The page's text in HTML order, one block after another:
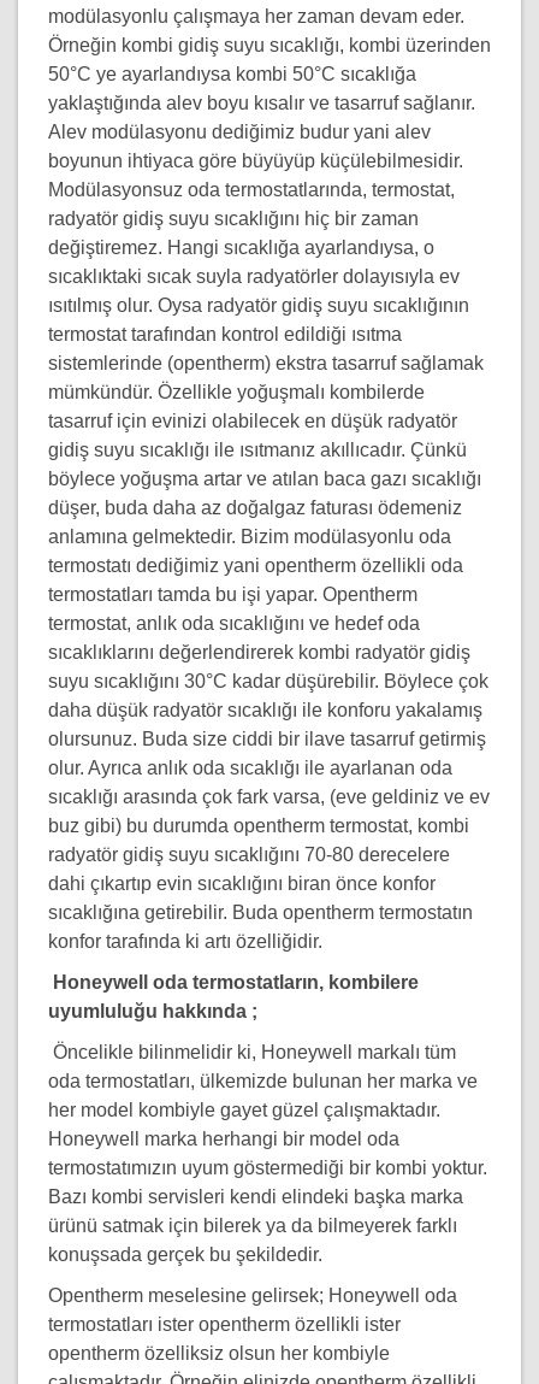
modülasyonlu çalışmaya her zaman devam eder.
Örneğin kombi gidiş suyu sıcaklığı, kombi üzerinden
50°C ye ayarlandıysa kombi 50°C sıcaklığa
yaklaştığında alev boyu kısalır ve tasarruf sağlanır.
Alev modülasyonu dediğimiz budur yani alev
boyunun ihtiyaca göre büyüyüp küçülebilmesidir.
Modülasyonsuz oda termostatlarında, termostat,
radyatör gidiş suyu sıcaklığını hiç bir zaman
değiştiremez. Hangi sıcaklığa ayarlandıysa, o
sıcaklıktaki sıcak suyla radyatörler dolayısıyla ev
ısıtılmış olur. Oysa radyatör gidiş suyu sıcaklığının
termostat tarafından kontrol edildiği ısıtma
sistemlerinde (opentherm) ekstra tasarruf sağlamak
mümkündür. Özellikle yoğuşmalı kombilerde
tasarruf için evinizi olabilecek en düşük radyatör
gidiş suyu sıcaklığı ile ısıtmanız akıllıcadır. Çünkü
böylece yoğuşma artar ve atılan baca gazı sıcaklığı
düşer, buda daha az doğalgaz faturası ödemeniz
anlamına gelmektedir. Bizim modülasyonlu oda
termostatı dediğimiz yani opentherm özellikli oda
termostatları tamda bu işi yapar. Opentherm
termostat, anlık oda sıcaklığını ve hedef oda
sıcaklıklarını değerlendirerek kombi radyatör gidiş
suyu sıcaklığını 30°C kadar düşürebilir. Böylece çok
daha düşük radyatör sıcaklığı ile konforu yakalamış
olursunuz. Buda size ciddi bir ilave tasarruf getirmiş
olur. Ayrıca anlık oda sıcaklığı ile ayarlanan oda
sıcaklığı arasında çok fark varsa, (eve geldiniz ve ev
buz gibi) bu durumda opentherm termostat, kombi
radyatör gidiş suyu sıcaklığını 70-80 derecelere
dahi çıkartıp evin sıcaklığını biran önce konfor
sıcaklığına getirebilir. Buda opentherm termostatın
konfor tarafında ki artı özelliğidir.
Honeywell oda termostatların, kombilere
uyumluluğu hakkında ;
Öncelikle bilinmelidir ki, Honeywell markalı tüm
oda termostatları, ülkemizde bulunan her marka ve
her model kombiyle gayet güzel çalışmaktadır.
Honeywell marka herhangi bir model oda
termostatımızın uyum göstermediği bir kombi yoktur.
Bazı kombi servisleri kendi elindeki başka marka
ürünü satmak için bilerek ya da bilmeyerek farklı
konuşsada gerçek bu şekildedir.
Opentherm meselesine gelirsek; Honeywell oda
termostatları ister opentherm özellikli ister
opentherm özelliksiz olsun her kombiyle